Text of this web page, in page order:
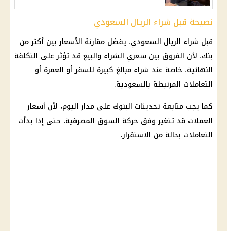
نصيحة قبل شراء الريال السعودي
قبل شراء الريال السعودي، يفضل مقارنة الأسعار بين أكثر من
بنك، لأن الفروق بين سعري الشراء والبيع قد تؤثر على التكلفة
النهائية، خاصة عند شراء مبالغ كبيرة للسفر أو العمرة أو
التعاملات المرتبطة بالسعودية.
كما يجب متابعة تحديثات البنوك على مدار اليوم، لأن أسعار
العملات قد تتغير وفق حركة السوق المصرفية، حتى إذا بدأت
التعاملات بحالة من الاستقرار.